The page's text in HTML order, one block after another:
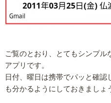
ご覧のとおり、とてもシンプル
アプリです。
日付、曜日は携帯でパッと確
も分かるようにしておきましょ